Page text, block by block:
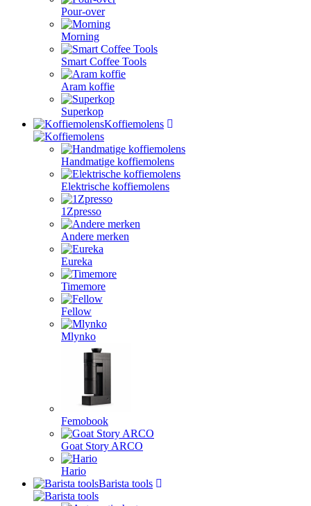
Pour-over
Morning
Smart Coffee Tools
Aram koffie
Superkop
Koffiemolens
Handmatige koffiemolens
Elektrische koffiemolens
1Zpresso
Andere merken
Eureka
Timemore
Fellow
Mlynko
Femobook
Goat Story ARCO
Hario
Barista tools